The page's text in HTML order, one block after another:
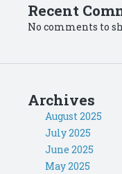
Recent
No comments to
Archives
August 2025
July 2025
June 2025
May 2025